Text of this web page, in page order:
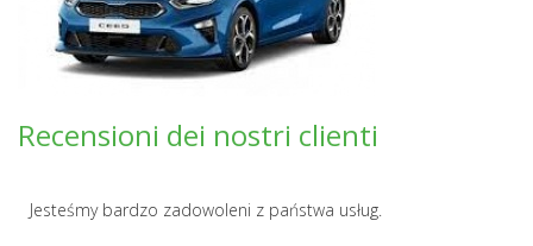
Recensioni dei nostri clienti
Jesteśmy bardzo zadowoleni z państwa usług.